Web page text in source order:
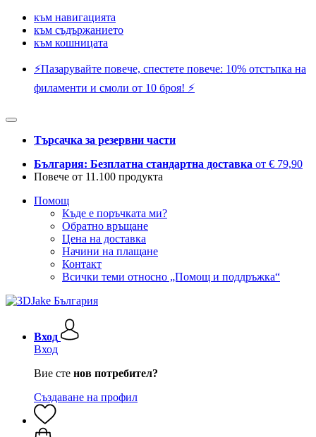
към навигацията
към съдържанието
към кошницата
⚡️Пазарувайте повече, спестете повече: 10% отстъпка на
филаменти и смоли от 10 броя! ⚡️
Търсачка за резервни части
България: Безплатна стандартна доставка от € 79,90
Повече от 11.100 продукта
Помощ
Къде е поръчката ми?
Обратно връщане
Цена на доставка
Начини на плащане
Контакт
Всички теми относно „Помощ и поддръжка“
Вход
Вход
Вие сте нов потребител?
Създаване на профил